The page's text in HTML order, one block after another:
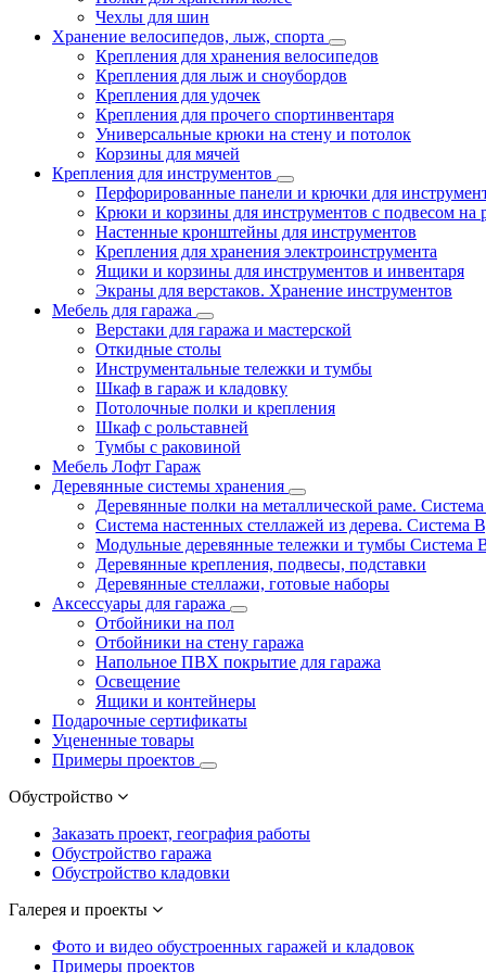
Чехлы для шин
Хранение велосипедов, лыж, спорта
Крепления для хранения велосипедов
Крепления для лыж и сноубордов
Крепления для удочек
Крепления для прочего спортинвентаря
Универсальные крюки на стену и потолок
Корзины для мячей
Крепления для инструментов
Перфорированные панели и крючки для
Крюки и корзины для инструментов с подвесом на
Настенные кронштейны для инструментов
Крепления для хранения электроинструмента
Ящики и корзины для инструментов и инвентаря
Экраны для верстаков. Хранение инструментов
Мебель для гаража
Верстаки для гаража и мастерской
Откидные столы
Инструментальные тележки и тумбы
Шкаф в гараж и кладовку
Потолочные полки и крепления
Шкаф с рольставней
Тумбы с раковиной
Мебель Лофт Гараж
Деревянные системы хранения
Деревянные полки на металлической раме.
Система настенных стеллажей из дерева. Система
Модульные деревянные тележки и тумбы Система
Деревянные крепления, подвесы, подставки
Деревянные стеллажи, готовые наборы
Аксессуары для гаража
Отбойники на пол
Отбойники на стену гаража
Напольное ПВХ покрытие для гаража
Освещение
Ящики и контейнеры
Подарочные сертификаты
Уцененные товары
Примеры проектов
Обустройство
Заказать проект, география работы
Обустройство гаража
Обустройство кладовки
Галерея и проекты
Фото и видео обустроенных гаражей и кладовок
Примеры проектов